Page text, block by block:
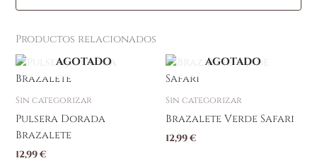
Productos relacionados
AGOTADO
Sin categorizar
Pulsera Dorada
Brazalete
12,99€
AGOTADO
Sin categorizar
Brazalete Verde Safari
12,99€